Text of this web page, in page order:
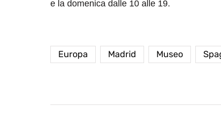
e la domenica dalle 10 alle 19.
Europa Madrid Museo